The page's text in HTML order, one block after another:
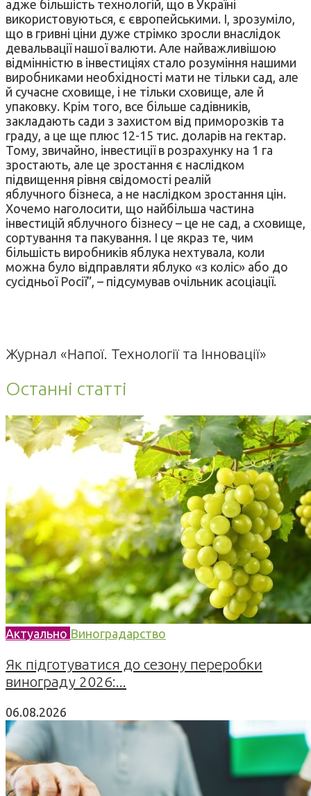
адже більшість технологій, що в Україні
використовуються, є європейськими. І, зрозуміло,
що в гривні ціни дуже стрімко зросли внаслідок
девальвації нашої валюти. Але найважливішою
відмінністю в інвестиціях стало розуміння нашими
виробниками необхідності мати не тільки сад, але
й сучасне сховище, і не тільки сховище, але й
упаковку. Крім того, все більше садівників,
закладають сади з захистом від приморозків та
граду, а це ще плюс 12-15 тис. доларів на гектар.
Тому, звичайно, інвестиції в розрахунку на 1 га
зростають, але це зростання є наслідком
підвищення рівня свідомості реалій
яблучного бізнеса, а не наслідком зростання цін.
Хочемо наголосити, що найбільша частина
інвестицій яблучного бізнесу – це не сад, а сховище,
сортування та пакування. І це якраз те, чим
більшість виробників яблука нехтувала, коли
можна було відправляти яблуко «з коліс» або до
сусідньої Росії”, – підсумував очільник асоціації.
Журнал «Напої. Технології та Інновації»
Останні статті
Актуально Виноградарство
Як підготуватися до сезону переробки
винограду 2026:...
06.08.2026